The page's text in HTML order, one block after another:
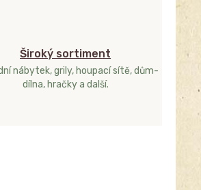
Široký sortiment
nábytek, grily, houpací sítě, dům-
dílna, hračky a další.